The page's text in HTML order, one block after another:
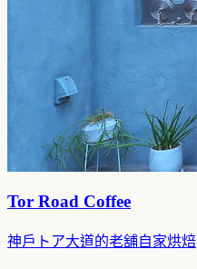
Tor Road Coffee
神戶トア大道的老舖自家烘焙